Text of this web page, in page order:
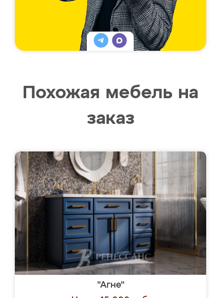
Похожая мебель на
заказ
"Агне"